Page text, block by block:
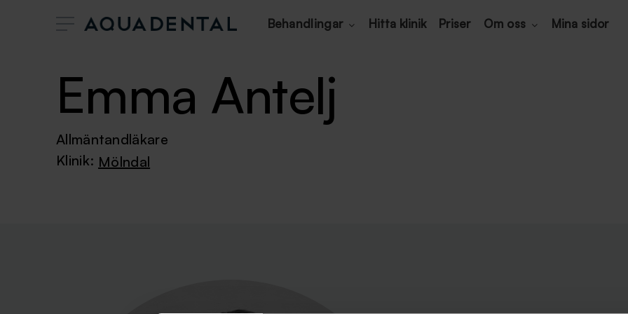
Behandlingar Hitta klinik Priser Om oss Mina sidor
Emma Antelj
Allmäntandläkare
Klinik: Mölndal